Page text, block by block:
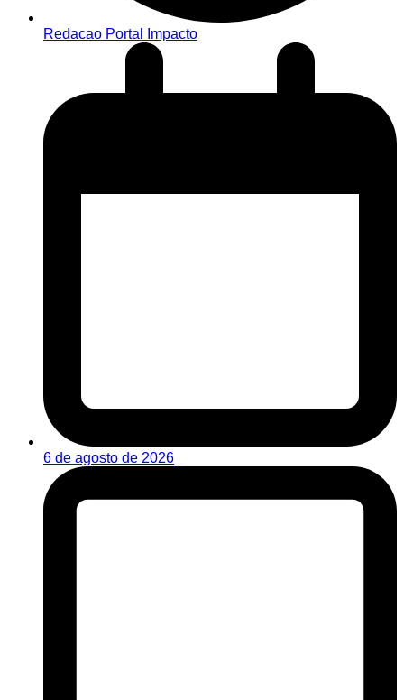
Redacao Portal Impacto
6 de agosto de 2026